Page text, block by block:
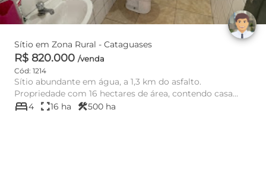
Sítio em Zona Rural - Cataguases
R$ 820.000 /venda
Cód: 1214
Sítio abundante em água, a 1,3 km do asfalto.
Propriedade com 16 hectares de área, contendo casa
principal com 2 quartos...
bed4 fullscreen16 ha construction500 ha